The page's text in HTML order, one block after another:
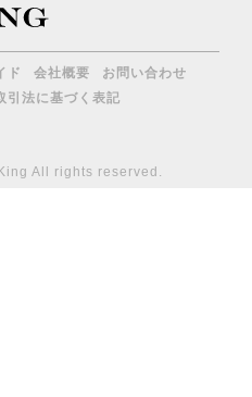
ド 会社概要
お問い合わせ
引法に基づく表記
All rights reserved.